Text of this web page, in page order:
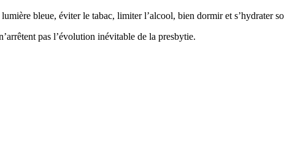
bleue, éviter le tabac, limiter l’alcool, bien dormir et s’hydrater
pas l’évolution inévitable de la presbytie.